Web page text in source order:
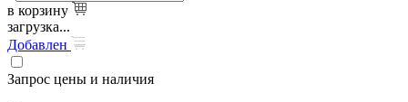
в корзину
загрузка...
Добавлен
Запрос цены и наличия